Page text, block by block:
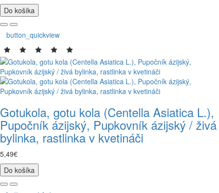
Do košíka
button_quickview
Gotukola, gotu kola (Centella Asiatica L.),
Pupočník ázijský, Pupkovník ázijský / živá
bylinka, rastlinka v kvetináči
5,49€
Do košíka